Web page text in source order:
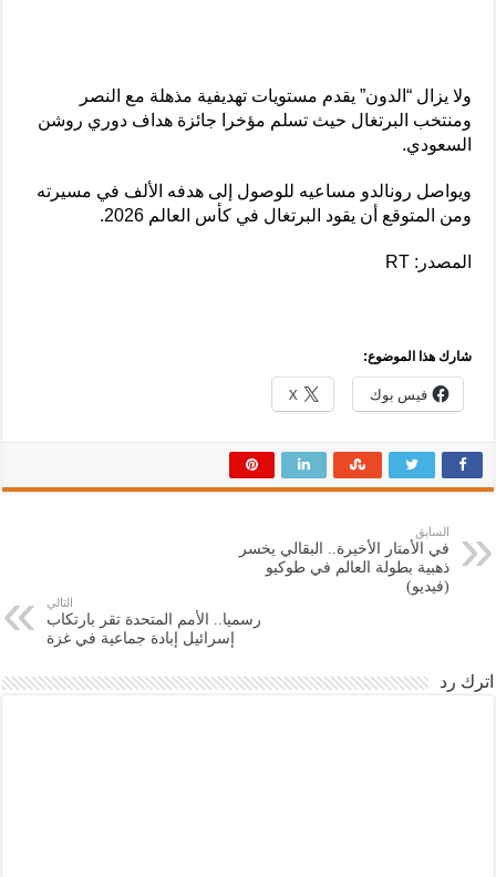
ولا يزال “الدون” يقدم مستويات تهديفية مذهلة مع النصر
ومنتخب البرتغال حيث تسلم مؤخرا جائزة هداف دوري روشن
السعودي.
ويواصل رونالدو مساعيه للوصول إلى هدفه الألف في مسيرته
ومن المتوقع أن يقود البرتغال في كأس العالم 2026.
المصدر: RT
شارك هذا الموضوع:
فيس بوك X
السابق
في الأمتار الأخيرة.. البقالي يخسر
ذهبية بطولة العالم في طوكيو
(فيديو)
التالي
رسميا.. الأمم المتحدة تقر بارتكاب
إسرائيل إبادة جماعية في غزة
اترك رد